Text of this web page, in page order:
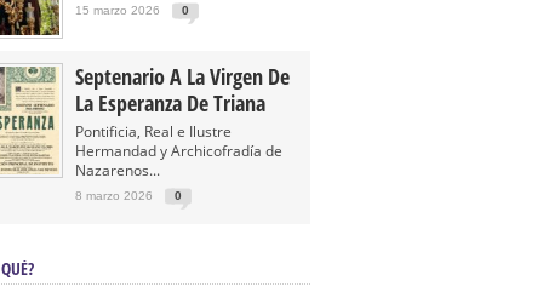
15 marzo 2026 0
Septenario A La Virgen De
La Esperanza De Triana
Pontificia, Real e Ilustre
Hermandad y Archicofradía de
Nazarenos...
8 marzo 2026 0